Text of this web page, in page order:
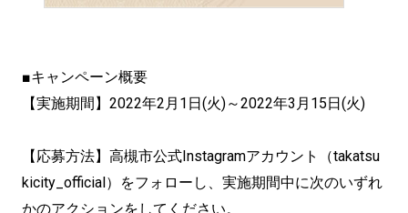
■キャンペーン概要
【実施期間】2022年2月1日(火)～2022年3月15日(火)
【応募方法】高槻市公式Instagramアカウント（takatsu
kicity_official）をフォローし、実施期間中に次のいずれ
かのアクションをしてください。